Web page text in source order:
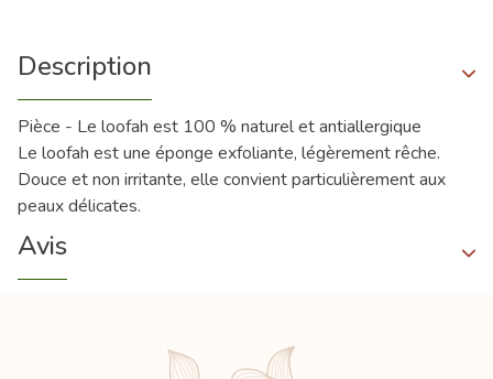
Description
Pièce - Le loofah est 100 % naturel et antiallergique
Le loofah est une éponge exfoliante, légèrement rêche.
Douce et non irritante, elle convient particulièrement aux
peaux délicates.
Avis